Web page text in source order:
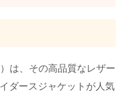
は、その高品質なレザー
ダースジャケットが人気